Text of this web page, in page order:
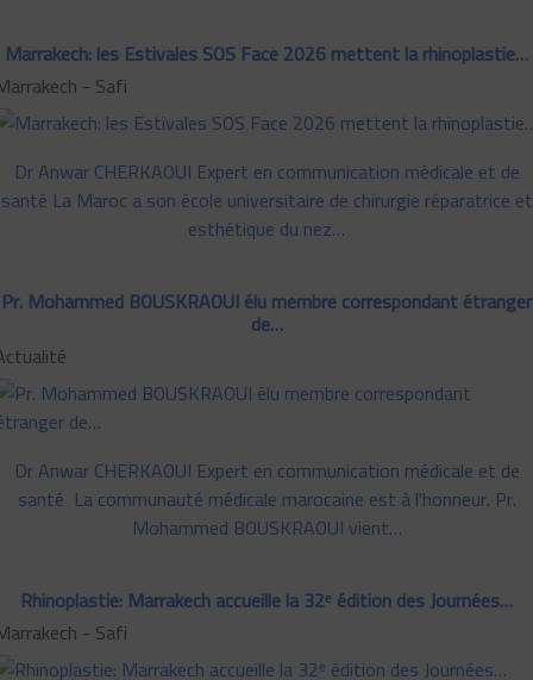
Marrakech: les Estivales SOS Face 2026 mettent la rhinoplastie…
- Safi
Dr Anwar CHERKAOUI Expert en communication médicale et de
santé La Maroc a son école universitaire de chirurgie réparatrice et
esthétique du nez…
Pr. Mohammed BOUSKRAOUI élu membre correspondant étranger
de…
Dr Anwar CHERKAOUI Expert en communication médicale et de
santé La communauté médicale marocaine est à l'honneur. Pr.
Mohammed BOUSKRAOUI vient…
Rhinoplastie: Marrakech accueille la 32ᵉ édition des Journées…
- Safi